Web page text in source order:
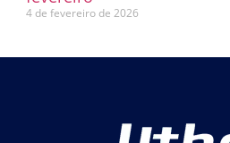
4 de fevereiro de 2026